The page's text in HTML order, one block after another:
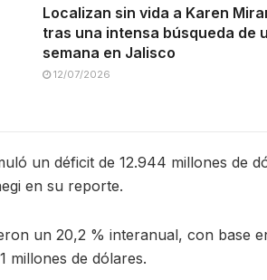
Localizan sin vida a Karen
tras una intensa búsqueda de
semana en Jalisco
12/07/2026
un déficit de 12.944 millones de
en su reporte.
un 20,2 % interanual, con base
millones de dólares.